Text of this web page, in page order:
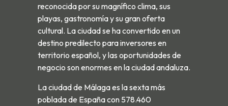
reconocida por su magnífico clima, sus
playas, gastronomía y su gran oferta
cultural. La ciudad se ha convertido en un
destino predilecto para inversores en
territorio español, y las oportunidades de
negocio son enormes en la ciudad andaluza.
La ciudad de Málaga es la sexta más
poblada de España con 578.460